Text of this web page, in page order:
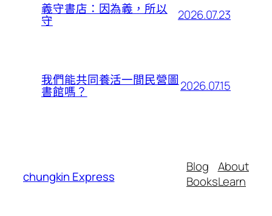
義守書店：因為義，所以
守 2026.07.23
我們能共同養活一間民營圖
書館嗎？ 2026.07.15
chungkin Express
Blog
Books
About
Learn